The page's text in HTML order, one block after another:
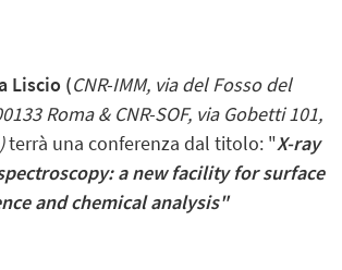
Liscio (CNR-IMM, via del Fosso del
Roma & CNR-SOF, via Gobetti 101,
​terrà una conferenza dal titolo: "X-ray
a new facility for surface
and chemical analysis"